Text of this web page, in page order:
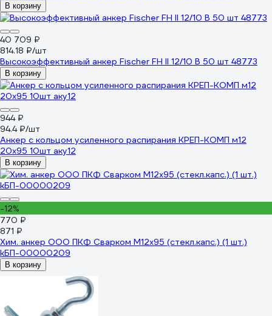
В корзину
40 709 ₽
814.18 ₽/шт
Высокоэффективный анкер Fischer FH II 12/10 B 50 шт 48773
В корзину
944 ₽
94.4 ₽/шт
Анкер с кольцом усиленного распирания КРЕП-КОМП м12
20х95 10шт аку12
В корзину
-12%
770 ₽
871 ₽
Хим. анкер ООО ПКФ Сварком М12x95 (стекл.капс.) (1 шт.)
kБП-00000209
В корзину